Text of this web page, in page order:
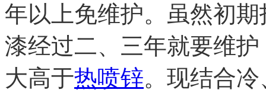
年以上免维护。虽然初
漆经过二、三年就要维
大高于热喷锌。现结合